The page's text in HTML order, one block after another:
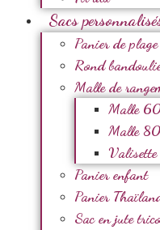
Sacs
Panier de plage
Rond
Malle de
Malle
Malle
Valisette
Panier enfant
Panier
Sac en jute